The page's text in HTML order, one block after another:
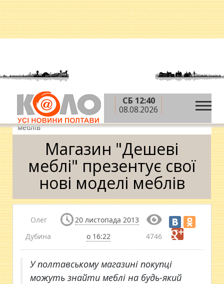
СБ 12:40
08.08.2026
Головна » Теми » Споживач » Покупки
»Магазин "Дешеві меблі" презентує свої нові моделі
меблів
Магазин "Дешеві
меблі" презентує свої
нові моделі меблів
Олег
Дубина
20 листопада 2013
о 16:22
4746
У полтавському магазині покупці
можуть знайти меблі на будь-який